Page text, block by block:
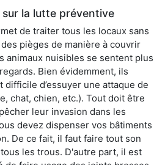
la lutte préventive
de traiter tous les locaux sans
pièges de manière à couvrir
animaux nuisibles se sentent plus
Bien évidemment, ils
d’essuyer une attaque de
chat, chien, etc.). Tout doit être
leur invasion dans les
devez dispenser vos bâtiments
De ce fait, il faut faire tout son
les trous. D'autre part, il est